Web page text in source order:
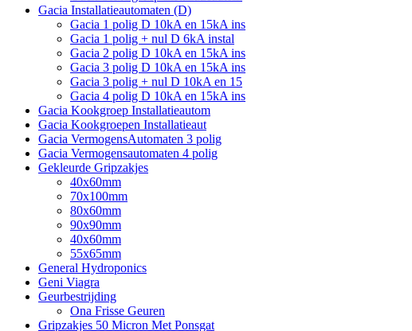
Gacia Installatieautomaten (D)
Gacia 1 polig D 10kA en 15kA ins
Gacia 1 polig + nul D 6kA instal
Gacia 2 polig D 10kA en 15kA ins
Gacia 3 polig D 10kA en 15kA ins
Gacia 3 polig + nul D 10kA en 15
Gacia 4 polig D 10kA en 15kA ins
Gacia Kookgroep Installatieautom
Gacia Kookgroepen Installatieaut
Gacia VermogensAutomaten 3 polig
Gacia Vermogensautomaten 4 polig
Gekleurde Gripzakjes
40x60mm
70x100mm
80x60mm
90x90mm
40x60mm
55x65mm
General Hydroponics
Geni Viagra
Geurbestrijding
Ona Frisse Geuren
Gripzakjes 50 Micron Met Ponsgat